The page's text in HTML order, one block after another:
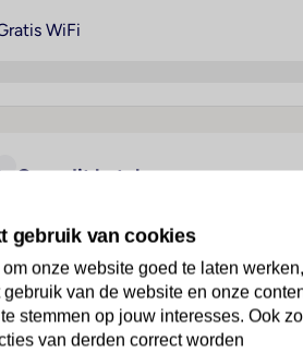
WiFi
Over dit hotel
Hotel & Spa
· Mallorca· Felanitx
gebruik van cookies
onze website goed te laten werken,
van de website en onze
stemmen op jouw interesses. Ook
van derden correct worden